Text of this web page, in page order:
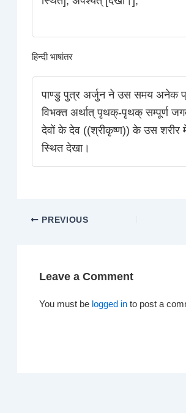
हिन्दी भाषांतर
पाण्डु पुत्र अर्जुन ने उस समय अनेक
विभक्त अर्थात्‌ पृथक्‌-पृथक् सम्पूर्ण
देवों के देव ((श्रीकृष्ण)) के उस शरीर
स्थित देखा।
PREVIOUS
Leave a Comment
You must be logged in to post a